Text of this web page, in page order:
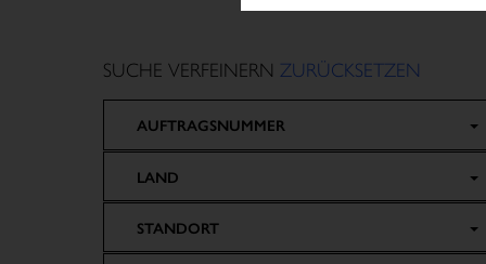
SUCHE VERFEINERN ZURÜCKSETZEN
AUFTRAGSNUMMER
LAND
STANDORT